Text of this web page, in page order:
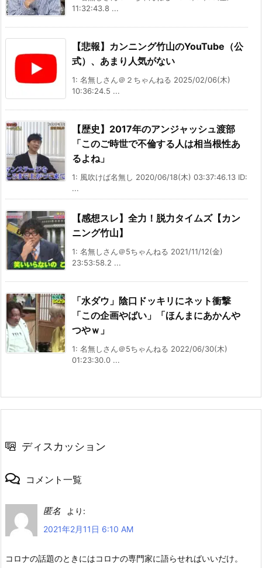
11:32:43.8 ...
【悲報】カンニング竹山のYouTube（公
式）、あまり人気がない
1: 名無しさん＠２ちゃんねる 2025/02/06(木)
10:36:24.5 ...
【歴史】2017年のアンジャッシュ渡部
「このご時世で不倫する人は相当根性あ
るよね」
1: 風吹けば名無し 2020/06/18(木) 03:37:46.13 ID:
...
【感想スレ】全力！脱力タイムズ【カン
ニング竹山】
1: 名無しさん＠5ちゃんねる 2021/11/12(金)
23:53:58.2 ...
「水ダウ」陰口ドッキリにネット衝撃
「この企画やばい」「ほんまにあかんや
つやｗ」
1: 名無しさん＠5ちゃんねる 2022/06/30(木)
01:23:30.0 ...
ディスカッション
コメント一覧
匿名
より:
2021年2月11日 6:10 AM
コロナの話題のときにはコロナの専門家に語らせればいいだけ。